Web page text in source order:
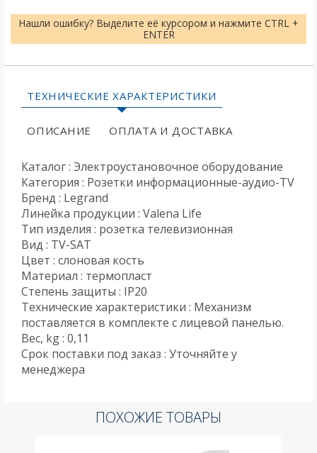
Нашли ошибку? Выделите её курсором и нажмите CTRL +
ENTER
ТЕХНИЧЕСКИЕ ХАРАКТЕРИСТИКИ
ОПИСАНИЕ ОПЛАТА И ДОСТАВКА
Каталог : Электроустановочное оборудование
Категория : Розетки информационные-аудио-TV
Бренд : Legrand
Линейка продукции : Valena Life
Тип изделия : розетка телевизионная
Вид : TV-SAT
Цвет : слоновая кость
Материал : термопласт
Степень защиты : IP20
Технические характеристики : Механизм
поставляется в комплекте с лицевой панелью.
Вес, kg : 0,11
Срок поставки под заказ : Уточняйте у
менеджера
ПОХОЖИЕ ТОВАРЫ